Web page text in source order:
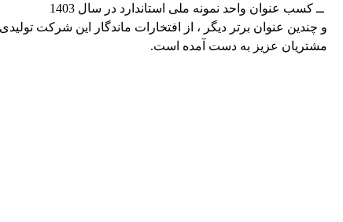
ــ کسب عنوان واحد نمونه ملی استاندارد در سال 1403
و چندین عنوان برتر دیگر ، از افتخارات ماندگار این شرکت
مشتریان عزیز به دست آمده است.